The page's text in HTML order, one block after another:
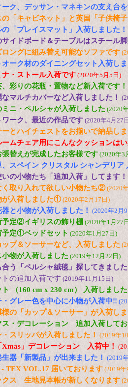
ーク、デッサン・マネキンの支え台
の「キャビネット」と英国「子供椅
の「プレイスマット」入荷しました！
サイドボード＆テーブルはスチール
ロングに組み替え可能なソファです
オーク材のダイニングセット入荷し
ナ・ストール入荷です (2020年5月5日)
彩りの花瓶・置物など新入荷です！
マルチカバーなど入荷しました！
ミニ・ペルシャが入荷しました (2020
ワーク、最近の作品です (2020年4月27
ーとハイチェストをお揃いで納品し
ームチェア用にこんなクッションは
張替えが完成したお客様です (2020年3
、スペイン クリスタル シャンデリア
いの小物たち「追加入荷」してます！
く取り入れて欲しい小物たち②(2020
が入荷しました①(2020年2月17日)
と小物が入荷しました！ (2020年2月
予定②イギリスの飾り棚 (2020年1月27
予定①ベッドセット (2020年1月27日)
ップ＆ソーサーなど、入荷しました
小物が入荷しました (2019年12月22日)
合う「ペルシャ絨毯」探してきまし
トの追加入荷です (2019年11月15日)
ト （160 cm x 230 cm） 入荷しました
・グレー色を中心に小物が入荷中‼
様の「カップ＆ソーサー」が入荷し
ス・デコレーション 追加入荷して
スリッパが入荷しました！ (2019年
Xmas」デコレーション 入荷中！
器「新製品」が出来ました！ (2019
TEX VOL.17 届いております (2019
クス 生地見本帳が新しくなります